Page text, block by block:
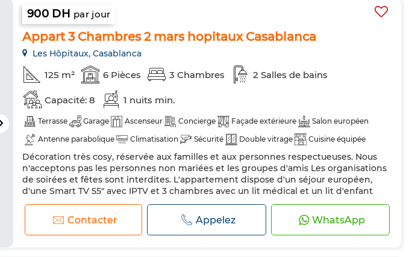
900 DH par jour
Appart 3 Chambres 2 mars hopitaux Casablanca
Les Hôpitaux, Casablanca
125 m² 6 Pièces 3 Chambres 2 Salles de bains
Capacité: 8 1 nuits min.
Terrasse Garage Ascenseur Concierge Façade extérieure
Salon européen
Antenne parabolique
Climatisation Sécurité Double vitrage
Cuisine équipée
Réfrigérateur
Four TV Machine à laver Micro-ondes Internet
Décoration très cosy, réservée aux familles et aux personnes respectueuses. Nous
n'acceptons pas les personnes non mariées et les groupes d'amis Les organisations
de soirées et fêtes sont interdites. L'appartement dispose d'un séjour européen,
d'une Smart TV 55" avec IPTV et 3 chambres avec un lit médical et un lit d'enfant
pliable en plus disponible sur place. Proche de plusieurs commodités. : Carrefour
Market (Supermarché ), Boulangerie, Pharm...
Contacter Appelez WhatsApp